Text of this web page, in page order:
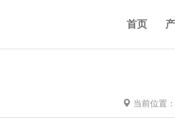
首页
当前位置：